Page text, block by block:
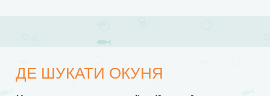
ДЕ ШУКАТИ ОКУНЯ